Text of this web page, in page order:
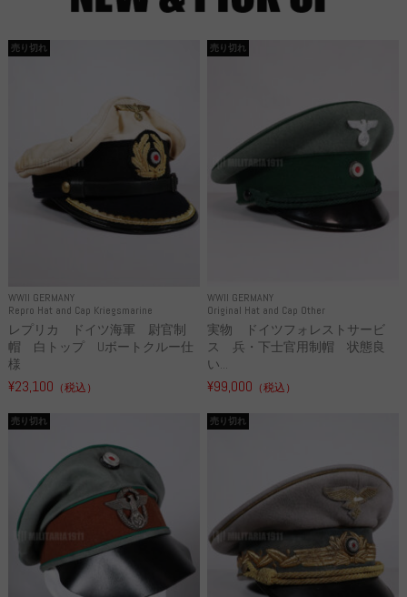
WWII GERMANY
Repro Hat and Cap Kriegsmarine
売り切れ
レプリカ ドイツ海軍 尉官制
帽 白トップ Uボートクルー仕
様
¥23,100 （税込）
WWII GERMANY
Original Hat and Cap Other
売り切れ
実物 ドイツフォレストサービ
ス 兵・下士官用制帽 状態良
い...
¥99,000 （税込）
売り切れ 売り切れ